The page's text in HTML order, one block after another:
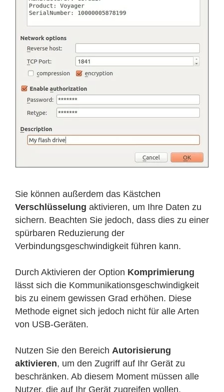
Sie können außerdem das Kästchen
Verschlüsselung aktivieren, um Ihre Daten zu
sichern. Beachten Sie jedoch, dass dies zu einer
spürbaren Reduzierung der
Verbindungsgeschwindigkeit führen kann.
Durch Aktivieren der Option Komprimierung
lässt sich die Kommunikationsgeschwindigkeit
bis zu einem gewissen Grad erhöhen. Diese
Methode eignet sich jedoch nicht für alle Arten
von USB-Geräten.
Nutzen Sie den Bereich Autorisierung
aktivieren, um den Zugriff auf Ihr Gerät zu
beschränken. Ab diesem Moment müssen alle
Nutzer, die auf Ihr Gerät zugreifen wollen,